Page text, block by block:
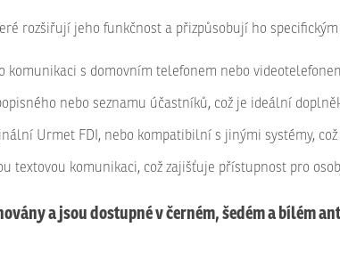
rozšiřují jeho funkčnost a přizpůsobují ho
s domovním telefonem nebo
nebo seznamu účastníků, což je ideální
Urmet FDI, nebo kompatibilní s jinými systémy,
textovou komunikaci, což zajišťuje přístupnost pro
a jsou dostupné v černém, šedém a bílém